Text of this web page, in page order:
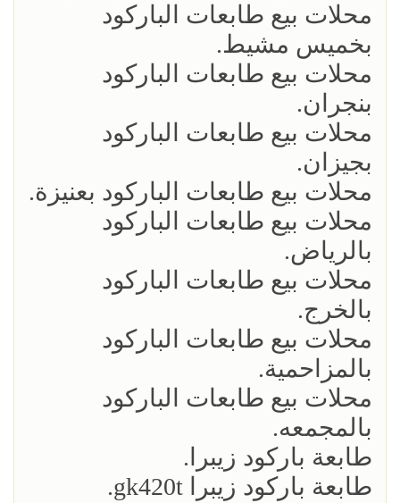
محلات بيع طابعات الباركود
بخميس مشيط.
محلات بيع طابعات الباركود
بنجران.
محلات بيع طابعات الباركود
بجيزان.
محلات بيع طابعات الباركود بعنيزة.
محلات بيع طابعات الباركود
بالرياض.
محلات بيع طابعات الباركود
بالخرج.
محلات بيع طابعات الباركود
بالمزاحمية.
محلات بيع طابعات الباركود
بالمجمعه.
طابعة باركود زيبرا.
طابعة باركود زيبرا gk420t.